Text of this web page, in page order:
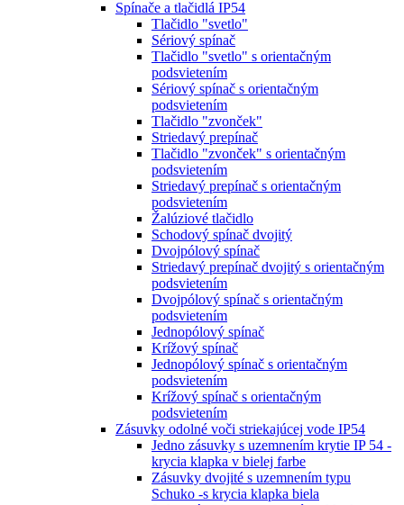
Spínače a tlačidlá IP54
Tlačidlo "svetlo"
Sériový spínač
Tlačidlo "svetlo" s orientačným
podsvietením
Sériový spínač s orientačným
podsvietením
Tlačidlo "zvonček"
Striedavý prepínač
Tlačidlo "zvonček" s orientačným
podsvietením
Striedavý prepínač s orientačným
podsvietením
Žalúziové tlačidlo
Schodový spínač dvojitý
Dvojpólový spínač
Striedavý prepínač dvojitý s orientačným
podsvietením
Dvojpólový spínač s orientačným
podsvietením
Jednopólový spínač
Krížový spínač
Jednopólový spínač s orientačným
podsvietením
Krížový spínač s orientačným
podsvietením
Zásuvky odolné voči striekajúcej vode IP54
Jedno zásuvky s uzemnením krytie IP 54 -
krycia klapka v bielej farbe
Zásuvky dvojité s uzemnením typu
Schuko -s krycia klapka biela